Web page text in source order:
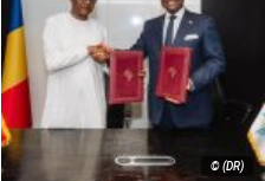
© (DR)